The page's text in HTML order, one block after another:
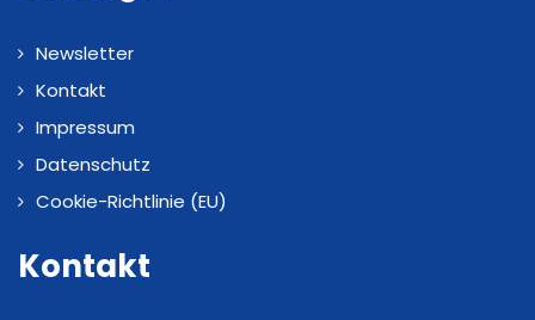
Newsletter
Kontakt
Impressum
Datenschutz
Cookie-Richtlinie (EU)
Kontakt